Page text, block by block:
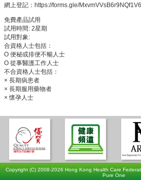
網上登記：https://forms.gle/MxvmVVsB6r9NQf1V6
免費產品試用
試用時間: 2星期
試用對象:
合資格人士包括：
O 便秘或排便不暢人士
O 從事醫護工作人士
不合資格人士包括：
× 長期病患者
× 長期服用藥物者
× 懷孕人士
Copyright (C) 2008-2026 Hong Kong Health Care
Pure One